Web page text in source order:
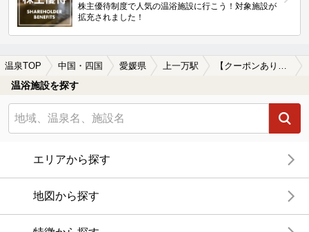
株主優待制度で人気の温浴施設に行こう！対象施設が
拡充されました！
温泉TOP 中国・四国 愛媛県 上一万駅
温浴施設を探す
エリアから探す
地図から探す